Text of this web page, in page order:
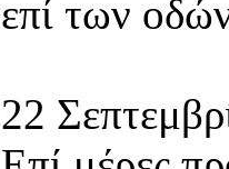
επί των
22